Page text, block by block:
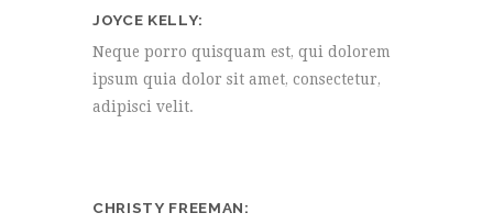
JOYCE KELLY
Neque porro quisquam est, qui dolorem
ipsum quia dolor sit amet, consectetur,
adipisci velit.
CHRISTY FREEMAN